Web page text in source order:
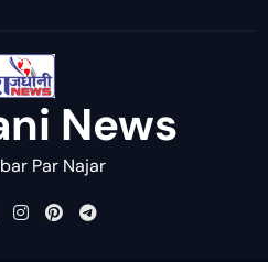
News
Par Najar